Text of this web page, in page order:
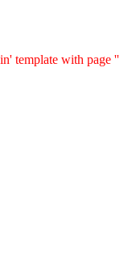
template with page ''